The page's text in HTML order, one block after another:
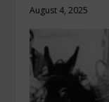
August 4, 2025